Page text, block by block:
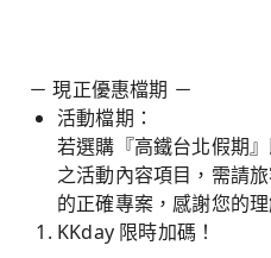
－ 現正優惠檔期 －
活動檔期：
若選購『高鐵台北假期
之活動內容項目，需請
的正確專案，感謝您的
KKday 限時加碼！